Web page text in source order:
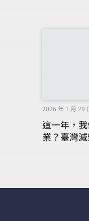
2026 年 1 月 29
這一年，
業？臺灣